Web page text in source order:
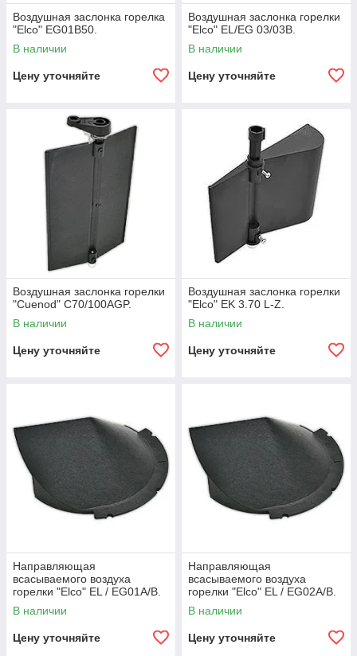
Воздушная заслонка горелка
"Elco" EG01B50.
В наличии
Цену уточняйте
Воздушная заслонка горелки
"Elco" EL/EG 03/03B.
В наличии
Цену уточняйте
Воздушная заслонка горелки
"Cuenod" С70/100AGP.
В наличии
Цену уточняйте
Воздушная заслонка горелки
"Elco" EK 3.70 L-Z.
В наличии
Цену уточняйте
Направляющая
всасываемого воздуха
горелки "Elco" EL / EG01A/B.
В наличии
Цену уточняйте
Направляющая
всасываемого воздуха
горелки "Elco" EL / EG02A/B.
В наличии
Цену уточняйте